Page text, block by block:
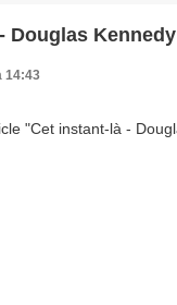
Douglas Kennedy
14:43